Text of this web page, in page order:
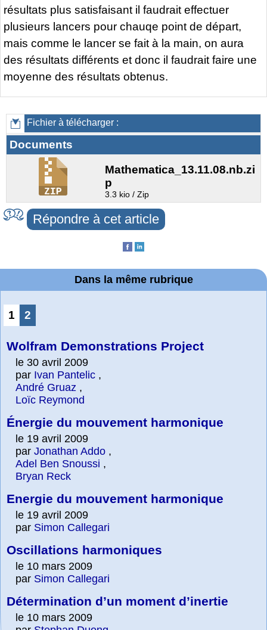
résultats plus satisfaisant il faudrait effectuer
plusieurs lancers pour chauqe point de départ,
mais comme le lancer se fait à la main, on aura
des résultats différents et donc il faudrait faire une
moyenne des résultats obtenus.
Fichier à télécharger :
Documents
Mathematica_13.11.08.nb.zi
p
3.3 kio / Zip
Répondre à cet article
Dans la même rubrique
1 2
Wolfram Demonstrations Project
le 30 avril 2009
par Ivan Pantelic ,
André Gruaz ,
Loïc Reymond
Énergie du mouvement harmonique
le 19 avril 2009
par Jonathan Addo ,
Adel Ben Snoussi ,
Bryan Reck
Energie du mouvement harmonique
le 19 avril 2009
par Simon Callegari
Oscillations harmoniques
le 10 mars 2009
par Simon Callegari
Détermination d’un moment d’inertie
le 10 mars 2009